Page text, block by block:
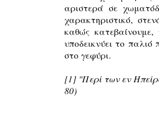
αριστερά σε
χαρακτηριστικό,
καθώς
υποδεικνύει το
στο γεφύρι.
[1] "Περί των εν
80)